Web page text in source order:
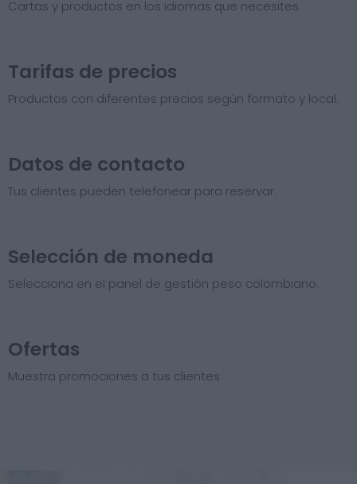
Cartas y productos en los idiomas que necesites.
Tarifas de precios​
Productos con diferentes precios según formato y local.
Datos de contacto
Tus clientes pueden telefonear para reservar.
Selección de moneda
Selecciona en el panel de gestión peso colombiano.
Ofertas
Muestra promociones a tus clientes